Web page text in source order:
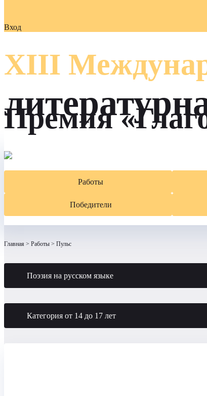
Вход
XIII
Премия
Работы
Победители
Главная Работы Пульс
Поэзия на русском языке
Категория от 14 до 17 лет